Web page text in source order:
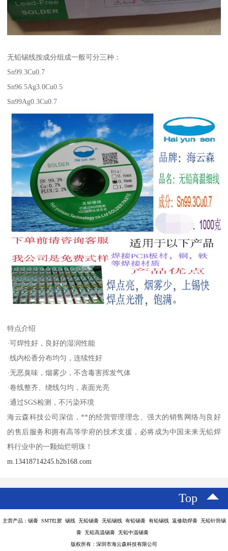
无铅锡线按成分组成一般可分三种：
Sn99.3Cu0.7
Sn96.5Ag3.0Cu0.5
Sn99Ag0.3Cu0.7
特点介绍
·可焊性好，良好的湿润性能
·线内松香分布均匀，连续性好
·无恶臭味，烟雾少，不含毒害挥发气体
·卷线整齐、绕线匀均，表面光亮
·通过SGS检测，不污染环境
海云森科技公司深信，**的经营管理理念、强大的销售网络与良好
的售后服务和拥有高等学府的技术支援，必将成为中国未来无铅焊
料行业中的一颗灿烂明珠！
m.13418714245.b2b168.com
Top
主营产品：锡膏 SMT红胶 锡线 无铅锡膏 无铅锡线 有铅锡膏 有铅锡线 返修助焊膏 无铅针筒锡
膏 无铅高温锡膏 无铅中温锡膏
版权所有：深圳市海云森科技有限公司